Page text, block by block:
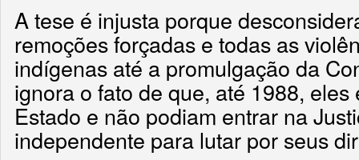
A tese é injusta porque
remoções forçadas e todas as
indígenas até a promulgação da
ignora o fato de que, até 1988,
Estado e não podiam entrar na
independente para lutar por seus